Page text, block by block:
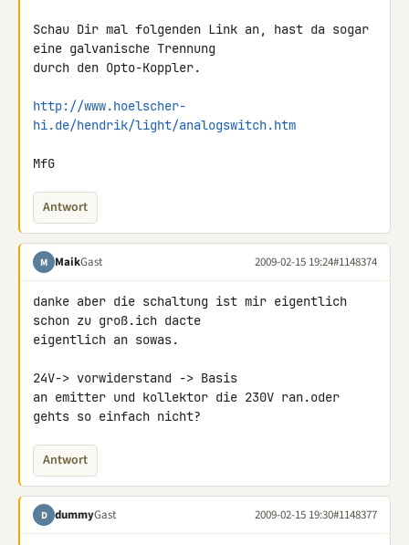
Schau Dir mal folgenden Link an, hast da sogar
eine galvanische Trennung
durch den Opto-Koppler.
http://www.hoelscher-
hi.de/hendrik/light/analogswitch.htm
MfG
Antwort
M MaikGast 2009-02-15 19:24#1148374
danke aber die schaltung ist mir eigentlich
schon zu groß.ich dacte
eigentlich an sowas.
24V-> vorwiderstand -> Basis
an emitter und kollektor die 230V ran.oder
gehts so einfach nicht?
Antwort
D dummyGast 2009-02-15 19:30#1148377